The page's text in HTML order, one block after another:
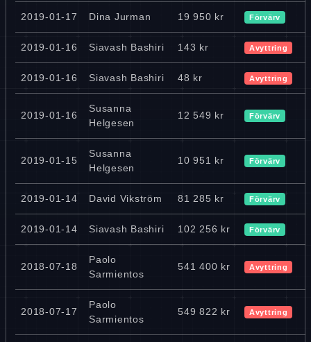
2019-01-17 Dina Jurman 19 950 kr Förvärv
2019-01-16 Siavash Bashiri 143 kr Avyttring
2019-01-16 Siavash Bashiri 48 kr Avyttring
2019-01-16
Susanna
Helgesen
12 549 kr Förvärv
2019-01-15
Susanna
Helgesen
10 951 kr Förvärv
2019-01-14 David Vikström 81 285 kr Förvärv
2019-01-14 Siavash Bashiri 102 256 kr Förvärv
2018-07-18
Paolo
Sarmientos
541 400 kr Avyttring
2018-07-17
Paolo
Sarmientos
549 822 kr Avyttring